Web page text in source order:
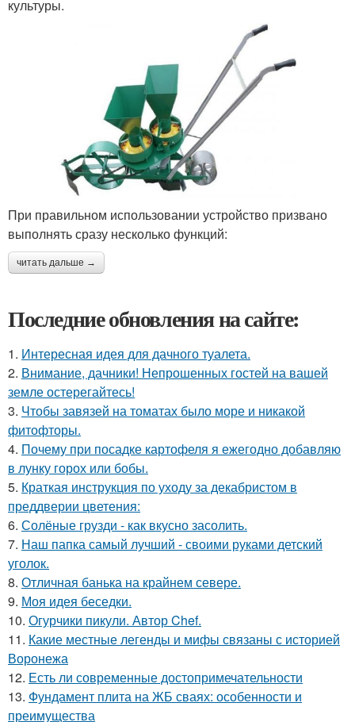
культуры.
При правильном использовании устройство призвано
выполнять сразу несколько функций:
читать дальше →
Последние обновления на сайте:
1. Интересная идея для дачного туалета.
2. Внимание, дачники! Непрошенных гостей на вашей
земле остерегайтесь!
3. Чтобы завязей на томатах было море и никакой
фитофторы.
4. Почему при посадке картофеля я ежегодно добавляю
в лунку горох или бобы.
5. Краткая инструкция по уходу за декабристом в
преддверии цветения:
6. Солёные грузди - как вкусно засолить.
7. Наш папка самый лучший - своими руками детский
уголок.
8. Отличная банька на крайнем севере.
9. Моя идея беседки.
10. Огурчики пикули. Автор Chef.
11. Какие местные легенды и мифы связаны с историей
Воронежа
12. Есть ли современные достопримечательности
13. Фундамент плита на ЖБ сваях: особенности и
преимущества